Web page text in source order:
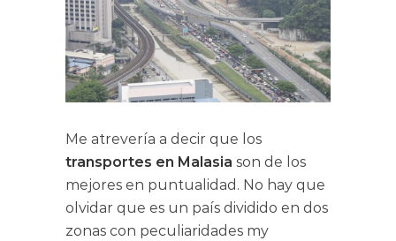
Me atrevería a decir que los
transportes en Malasia son de los
mejores en puntualidad. No hay que
olvidar que es un país dividido en dos
zonas con peculiaridades my